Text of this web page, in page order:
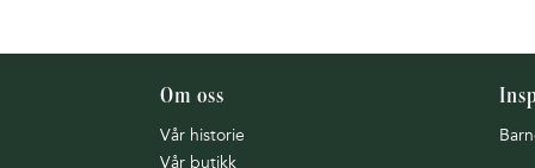
Om oss
Vår historie
Vår butikk